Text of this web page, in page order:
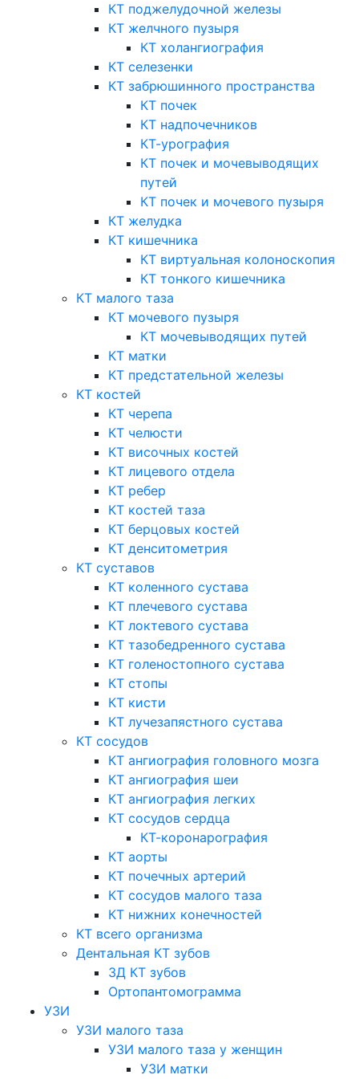
КТ поджелудочной железы
КТ желчного пузыря
КТ холангиография
КТ селезенки
КТ забрюшинного пространства
КТ почек
КТ надпочечников
КТ-урография
КТ почек и мочевыводящих
путей
КТ почек и мочевого пузыря
КТ желудка
КТ кишечника
КТ виртуальная колоноскопия
КТ тонкого кишечника
КТ малого таза
КТ мочевого пузыря
КТ мочевыводящих путей
КТ матки
КТ предстательной железы
КТ костей
КТ черепа
КТ челюсти
КТ височных костей
КТ лицевого отдела
КТ ребер
КТ костей таза
КТ берцовых костей
КТ денситометрия
КТ суставов
КТ коленного сустава
КТ плечевого сустава
КТ локтевого сустава
КТ тазобедренного сустава
КТ голеностопного сустава
КТ стопы
КТ кисти
КТ лучезапястного сустава
КТ сосудов
КТ ангиография головного мозга
КТ ангиография шеи
КТ ангиография легких
КТ сосудов сердца
КТ-коронарография
КТ аорты
КТ почечных артерий
КТ сосудов малого таза
КТ нижних конечностей
КТ всего организма
Дентальная КТ зубов
3Д КТ зубов
Ортопантомограмма
УЗИ
УЗИ малого таза
УЗИ малого таза у женщин
УЗИ матки